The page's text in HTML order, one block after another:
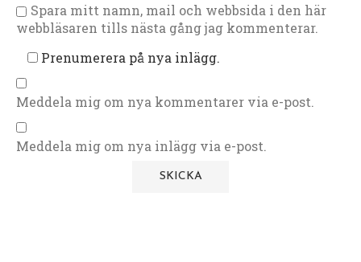
Spara mitt namn, mail och webbsida i den här
webbläsaren tills nästa gång jag kommenterar.
Prenumerera på nya inlägg.
Meddela mig om nya kommentarer via e-post.
Meddela mig om nya inlägg via e-post.